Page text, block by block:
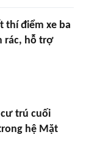
thí điểm xe ba
rác, hỗ trợ
trú cuối
hệ Mặt